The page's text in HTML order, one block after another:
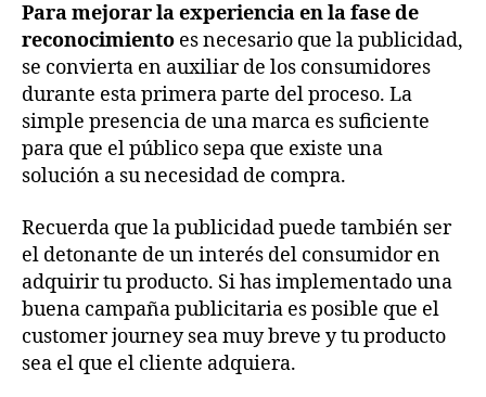
Para mejorar la experiencia en la fase de
reconocimiento es necesario que la publicidad,
se convierta en auxiliar de los consumidores
durante esta primera parte del proceso. La
simple presencia de una marca es suficiente
para que el público sepa que existe una
solución a su necesidad de compra.
Recuerda que la publicidad puede también ser
el detonante de un interés del consumidor en
adquirir tu producto. Si has implementado una
buena campaña publicitaria es posible que el
customer journey sea muy breve y tu producto
sea el que el cliente adquiera.